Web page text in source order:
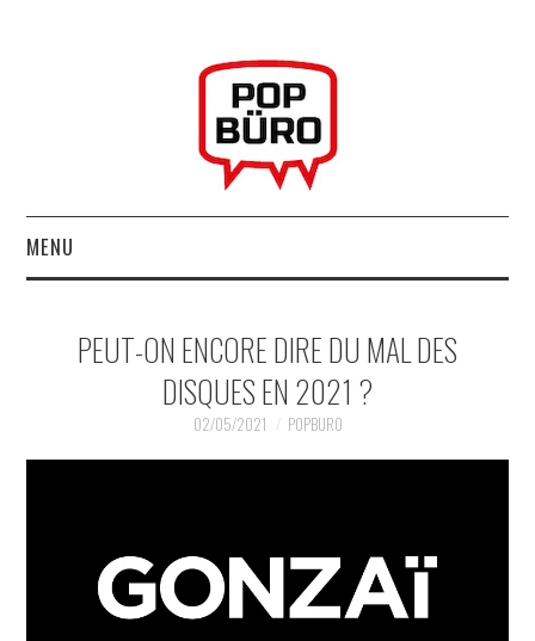
MENU
MUSIQUESACTUELLES.NET
GABBA GABBA HEY !
INDÉPENDANTS
PEUT-ON ENCORE DIRE DU MAL DES
DISQUES EN 2021 ?
02/05/2021 POPBURO